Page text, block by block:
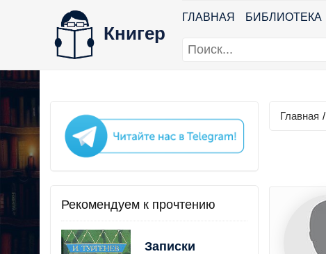
Книгер
ГЛАВНАЯ БИБЛИОТЕКА
Рекомендуем к прочтению
Записки
Главная /